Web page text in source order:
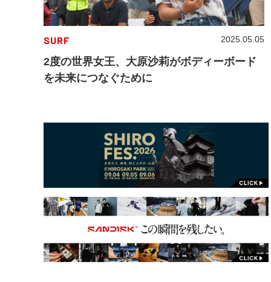
SURF
2度の世界女王、大原沙莉がボディーボード
を未来につなぐために
2025.05.05